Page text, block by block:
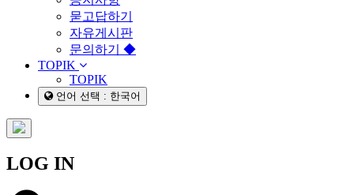
묻고답하기
자유게시판
문의하기 ◆
TOPIK
TOPIK
언어 선택 : 한국어
LOG IN